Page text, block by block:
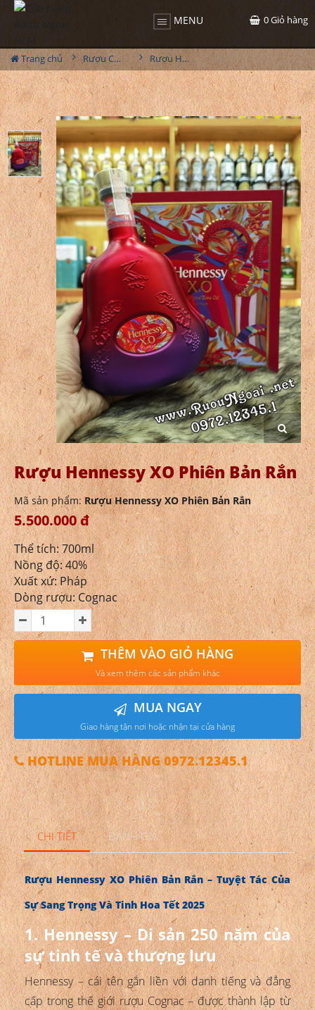
MENU 0Giỏ hàng
Trang chủ Rượu Cognac Rượu Hennessy XO Phiên Bản Rắn
Rượu Hennessy XO Phiên Bản Rắn
Mã sản phẩm:Rượu Hennessy XO Phiên Bản Rắn
5.500.000 đ
Thể tích: 700ml
Nồng độ: 40%
Xuất xứ: Pháp
Dòng rượu: Cognac
THÊM VÀO GIỎ HÀNG
Và xem thêm các sản phẩm khác
MUA NGAY
Giao hàng tận nơi hoặc nhận tại cửa hàng
HOTLINE MUA HÀNG 0972.12345.1
CHI TIẾT ĐÁNH GIÁ
Rượu Hennessy XO Phiên Bản Rắn – Tuyệt Tác Của
Sự Sang Trọng Và Tinh Hoa Tết 2025
1. Hennessy – Di sản 250 năm của
sự tinh tế và thượng lưu
Hennessy – cái tên gắn liền với danh tiếng và đẳng
cấp trong thế giới rượu Cognac – được thành lập từ